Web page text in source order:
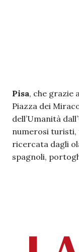
Pisa, che grazie
Piazza dei
dell’Umanità
numerosi turisti,
ricercata dagli
spagnoli,